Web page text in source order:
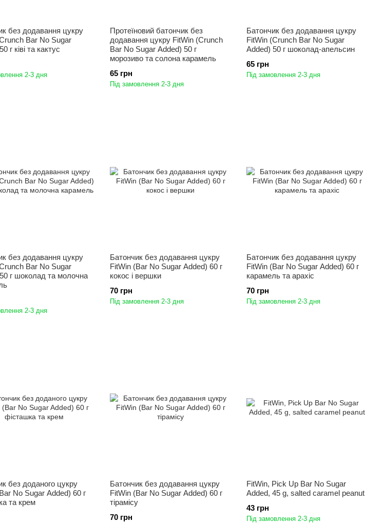
без додавання цукру
Bar No Sugar
г ківі та кактус
2-3 дня
Протеїновий батончик без
додавання цукру FitWin (Crunch
Bar No Sugar Added) 50 г
морозиво та солона карамель
65 грн
Під замовлення 2-3 дня
Батончик без додавання цукру
FitWin (Crunch Bar No Sugar
Added) 50 г шоколад-апельсин
65 грн
Під замовлення 2-3 дня
без додавання цукру
Bar No Sugar
г шоколад та молочна
2-3 дня
Батончик без додавання цукру
FitWin (Bar No Sugar Added) 60 г
кокос і вершки
70 грн
Під замовлення 2-3 дня
Батончик без додавання цукру
FitWin (Bar No Sugar Added) 60 г
карамель та арахіс
70 грн
Під замовлення 2-3 дня
без доданого цукру
No Sugar Added) 60 г
та крем
Батончик без додавання цукру
FitWin (Bar No Sugar Added) 60 г
тірамісу
70 грн
FitWin, Pick Up Bar No Sugar
Added, 45 g, salted caramel peanut
43 грн
Під замовлення 2-3 дня